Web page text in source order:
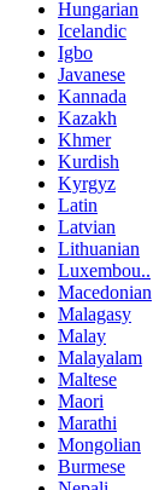
Hungarian
Icelandic
Igbo
Javanese
Kannada
Kazakh
Khmer
Kurdish
Kyrgyz
Latin
Latvian
Lithuanian
Luxembou..
Macedonian
Malagasy
Malay
Malayalam
Maltese
Maori
Marathi
Mongolian
Burmese